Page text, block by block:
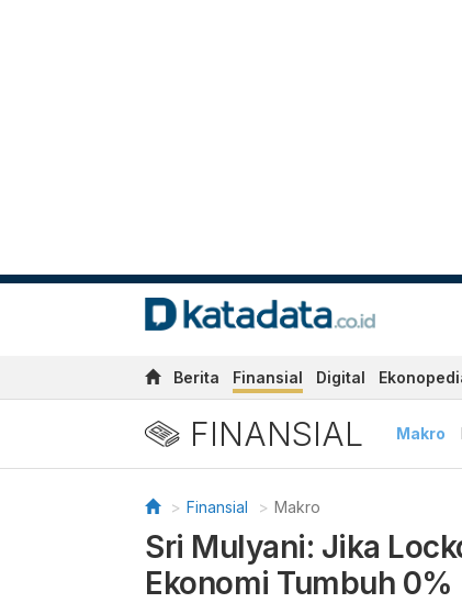
Berita Finansial Digital
FINANSIAL Makro
Finansial Makro
Sri Mulyani: Jika
Ekonomi Tumbuh 0%